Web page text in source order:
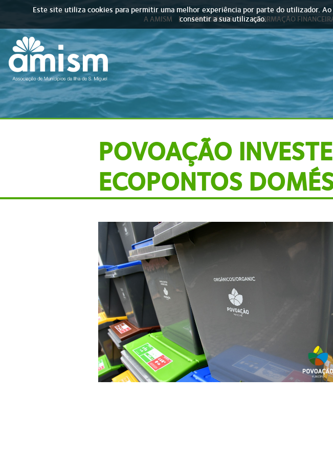
Este site utiliza cookies para permitir uma melhor experiência por parte do utilizador. Ao
consentir a sua utilização.
A AMISM ASSOCIADOS INFORMAÇÃO
POVOAÇÃO
ECOPONTOS